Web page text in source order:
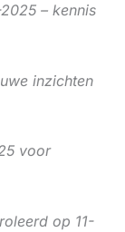
– kennis
inzichten
voor
op 11-